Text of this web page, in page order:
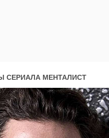
СЕРИАЛА МЕНТАЛИСТ